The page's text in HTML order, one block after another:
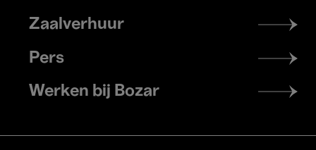
Zaalverhuur
Pers
Werken bij Bozar